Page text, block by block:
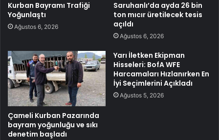
Kurban Bayramı Trafiği
Yoğunlaştı
Ağustos 6, 2026
Saruhanlı’da ayda 26 bin
ton mıcır üretilecek tesis
açıldı
Ağustos 6, 2026
Çameli Kurban Pazarında
bayram yoğunluğu ve sıkı
denetim başladı
Yarı İletken Ekipman
Hisseleri: BofA WFE
Harcamaları Hızlanırken En
İyi Seçimlerini Açıkladı
Ağustos 5, 2026